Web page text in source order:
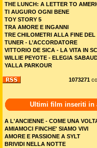
THE LUNCH: A LETTER TO
TI AUGURO OGNI BENE
TOY STORY 5
TRA AMORE E INGANNI
TRE CHILOMETRI ALLA FINE DEL
TUNER - L’ACCORDATORE
VITTORIO DE SICA - LA VITA IN
WILLIE PEYOTE - ELEGIA
YALLA PARKOUR
1073271
Ultimi film inseriti in
A L'ANCIENNE - COME UNA
AMIAMOCI FINCHE' SIAMO VIVI
AMORE E PASSIONE A SYLT
BRIVIDI NELLA NOTTE